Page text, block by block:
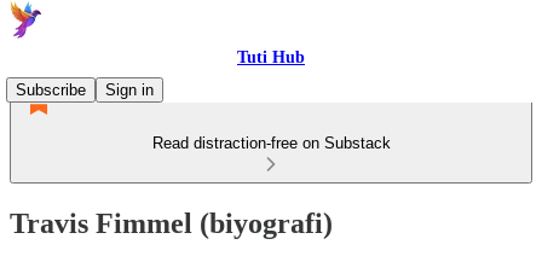
Tuti Hub
Subscribe
Sign in
Read distraction-free on Substack
Travis Fimmel (biyografi)